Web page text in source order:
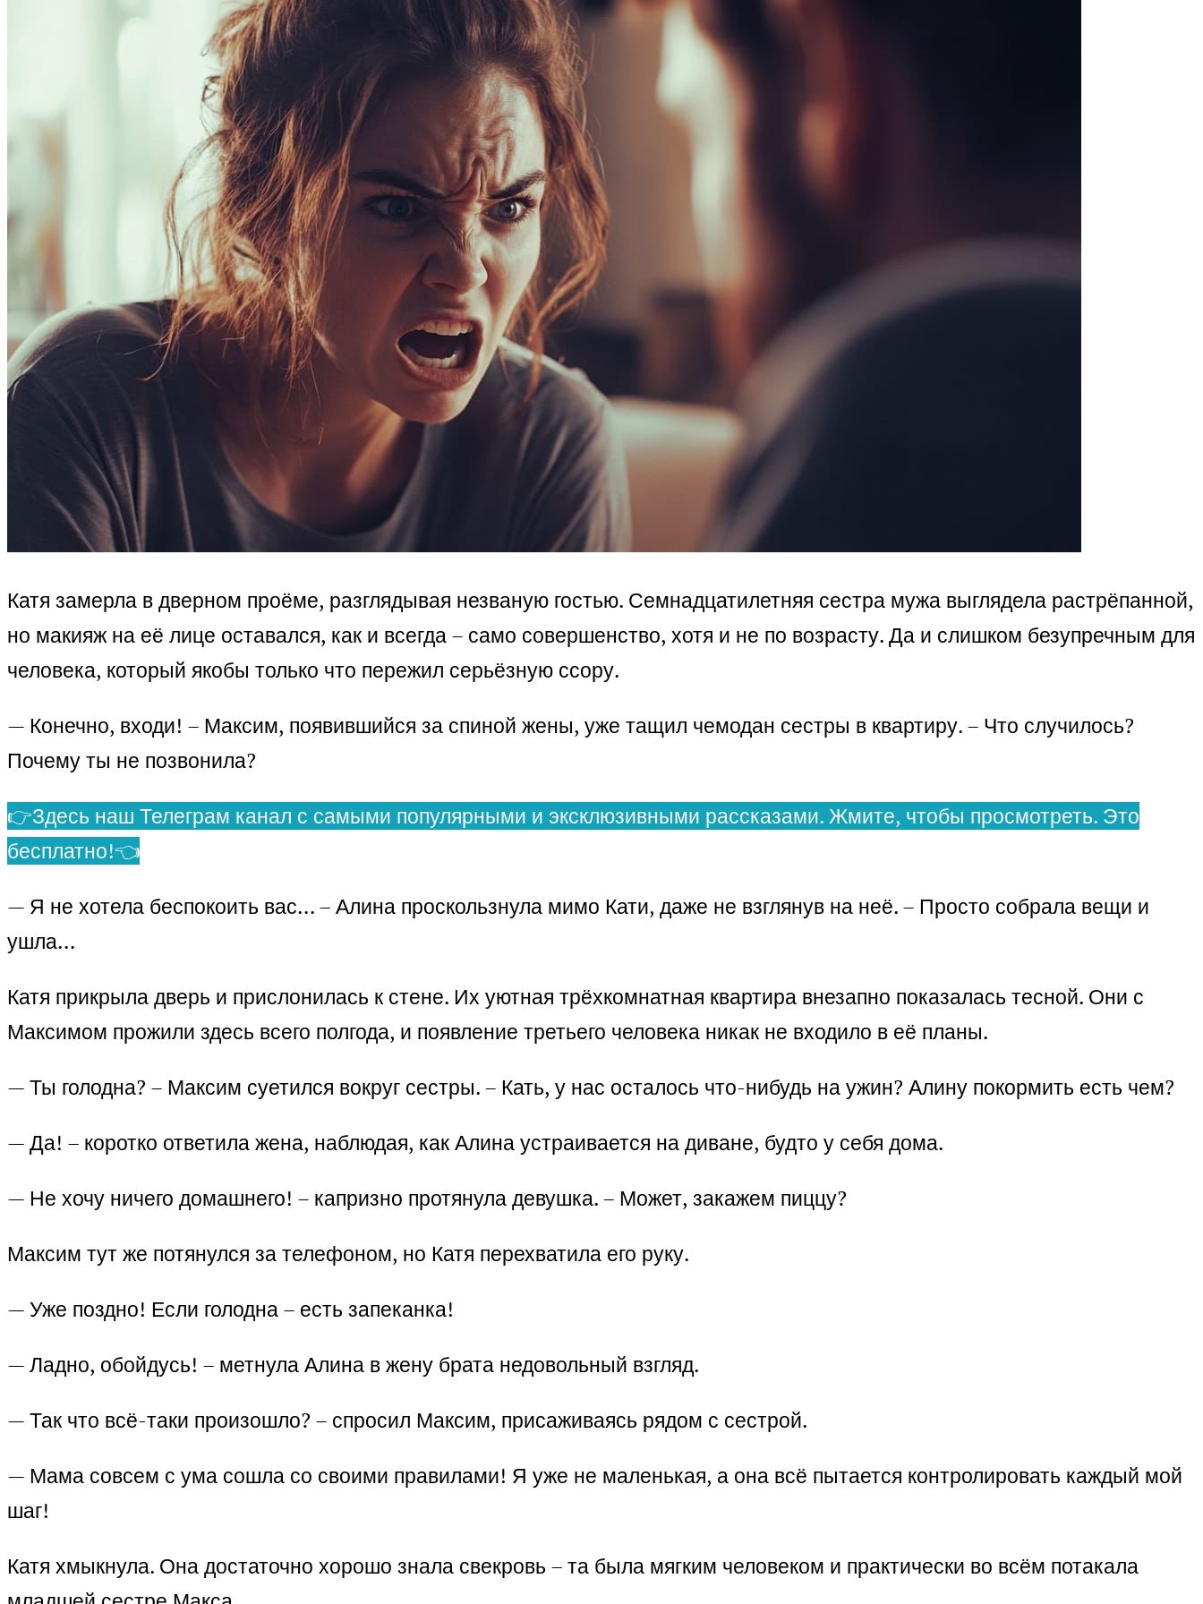
Катя замерла в дверном проёме, разглядывая незваную гостью. Семнадцатилетняя сестра мужа выглядела растрёпанной,
но макияж на её лице оставался, как и всегда – само совершенство, хотя и не по возрасту. Да и слишком безупречным для
человека, который якобы только что пережил серьёзную ссору.
— Конечно, входи! – Максим, появившийся за спиной жены, уже тащил чемодан сестры в квартиру. – Что случилось?
Почему ты не позвонила?
👉Здесь наш Телеграм канал с самыми популярными и эксклюзивными рассказами. Жмите, чтобы просмотреть. Это
бесплатно!👈
— Я не хотела беспокоить вас… – Алина проскользнула мимо Кати, даже не взглянув на неё. – Просто собрала вещи и
ушла…
Катя прикрыла дверь и прислонилась к стене. Их уютная трёхкомнатная квартира внезапно показалась тесной. Они с
Максимом прожили здесь всего полгода, и появление третьего человека никак не входило в её планы.
— Ты голодна? – Максим суетился вокруг сестры. – Кать, у нас осталось что-нибудь на ужин? Алину покормить есть чем?
— Да! – коротко ответила жена, наблюдая, как Алина устраивается на диване, будто у себя дома.
— Не хочу ничего домашнего! – капризно протянула девушка. – Может, закажем пиццу?
Максим тут же потянулся за телефоном, но Катя перехватила его руку.
— Уже поздно! Если голодна – есть запеканка!
— Ладно, обойдусь! – метнула Алина в жену брата недовольный взгляд.
— Так что всё-таки произошло? – спросил Максим, присаживаясь рядом с сестрой.
— Мама совсем с ума сошла со своими правилами! Я уже не маленькая, а она всё пытается контролировать каждый мой
шаг!
Катя хмыкнула. Она достаточно хорошо знала свекровь – та была мягким человеком и практически во всём потакала